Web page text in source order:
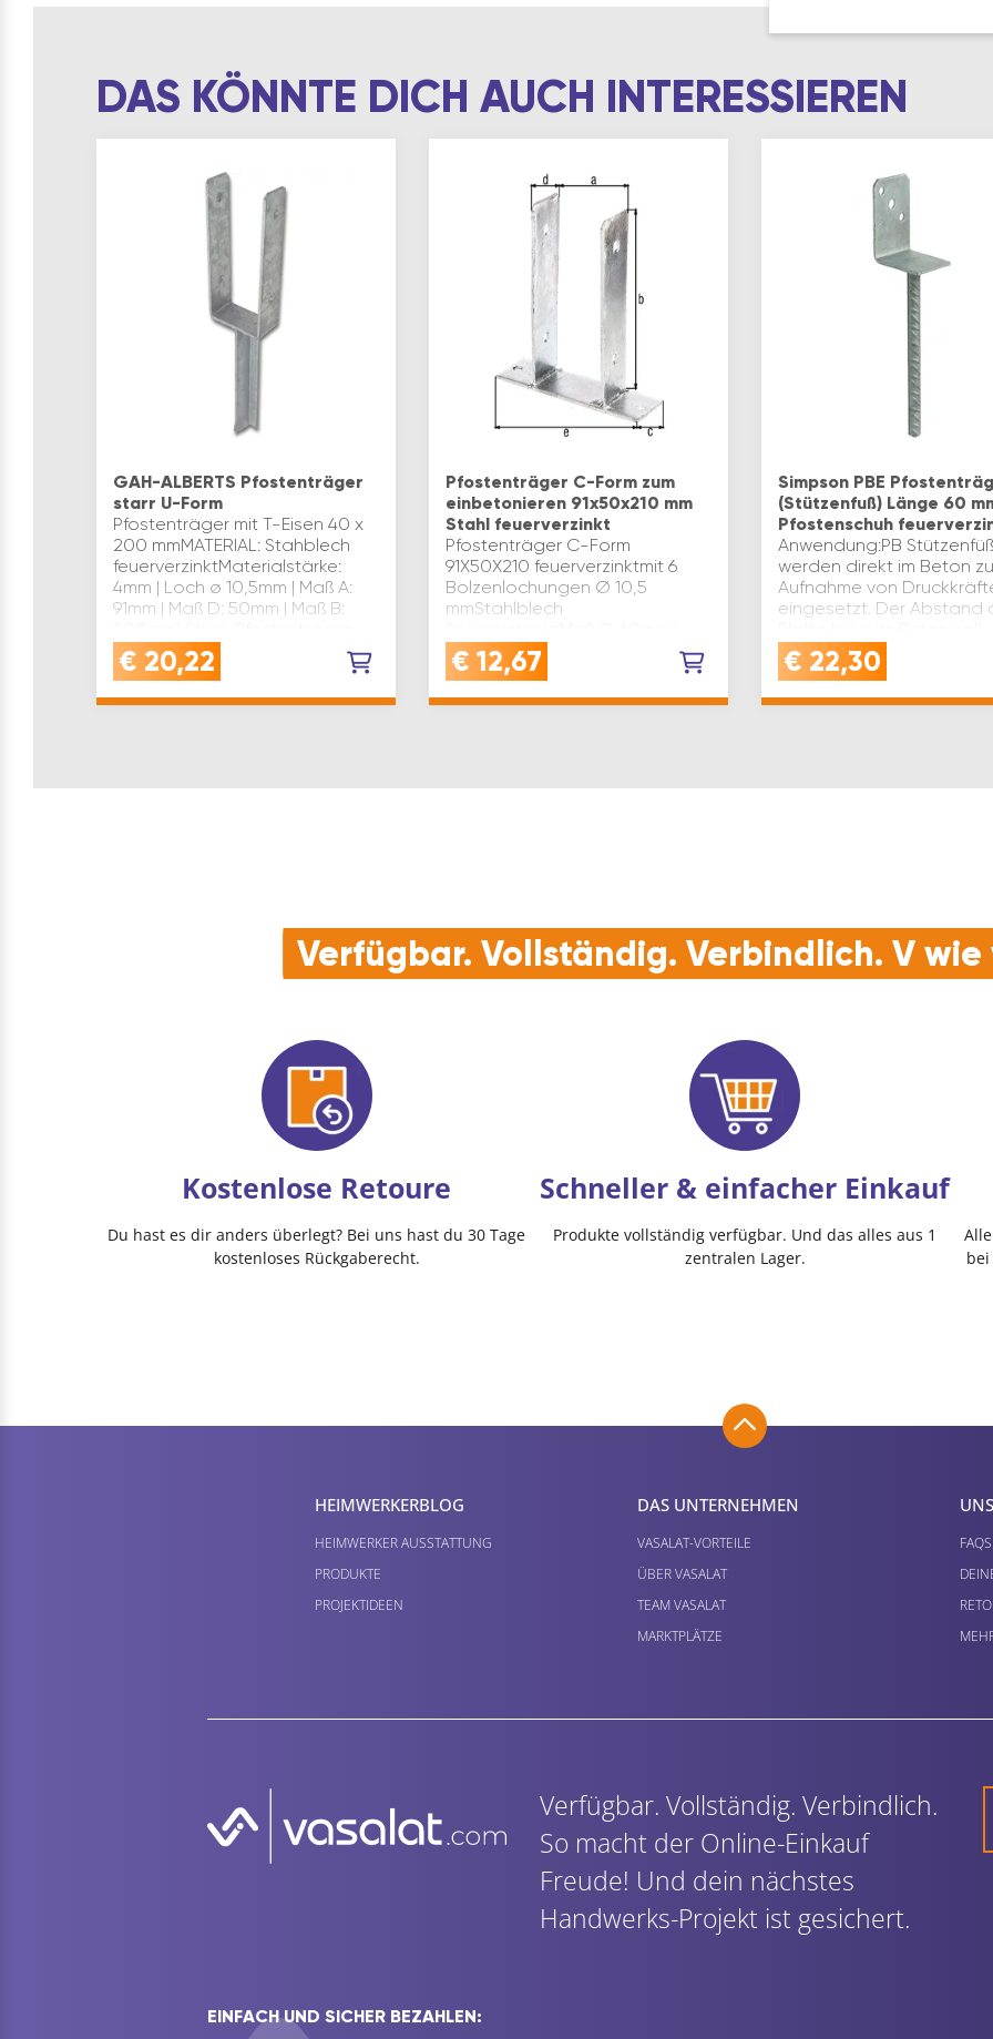
DAS KÖNNTE DICH AUCH INTERESSIEREN
GAH-ALBERTS Pfostenträger
starr U-Form
Pfostenträger mit T-Eisen 40 x
200 mmMATERIAL: Stahblech
feuerverzinktMaterialstärke:
4mm | Loch ø 10,5mm | Maß A:
91mm | Maß D: 50mm | Maß B:
€ 20,22
Pfostenträger C-Form zum
einbetonieren 91x50x210 mm
Stahl feuerverzinkt
Pfostenträger C-Form
91X50X210 feuerverzinktmit 6
Bolzenlochungen Ø 10,5
mmStahlblech
Maß H: 200mm | Maß B: 50mm |
Materialstärke: 4mm | Maß A:
€ 12,67
Simpson PBE
(Stützenfuß) Länge 60
Pfostenschuh
Anwendung:PB
werden direkt im Beton
Aufnahme von
eingesetzt. Der Abstand
maximal 50mm betragen.
A(mm): 70 B(mm): 60
€ 22,30
Verfügbar. Vollständig. Verbindlich. V
Kostenlose Retoure
Du hast es dir anders überlegt? Bei uns hast du 30 Tage
kostenloses Rückgaberecht.
Schneller & einfacher Einkauf
Produkte vollständig verfügbar. Und das alles aus 1
zentralen Lager.
HEIMWERKER­BLOG
HEIMWERKER AUSSTATTUNG
PRODUKTE
PROJEKTIDEEN
DAS UNTERNEHMEN
VASALAT-VORTEILE
ÜBER VASALAT
TEAM VASALAT
MARKTPLÄTZE
FAQS
Verfügbar. Vollständig. Verbindlich.
So macht der Online-Einkauf
Freude! Und dein nächstes
Handwerks-Projekt ist gesichert.
EINFACH UND SICHER BEZAHLEN: